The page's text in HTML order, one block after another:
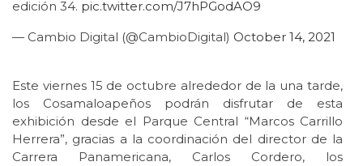
edición 34. pic.twitter.com/J7hPGodAO9
— Cambio Digital (@CambioDigital) October 14, 2021
Este viernes 15 de octubre alrededor de la una tarde,
los Cosamaloapeños podrán disfrutar de esta
exhibición desde el Parque Central “Marcos Carrillo
Herrera”, gracias a la coordinación del director de la
Carrera Panamericana, Carlos Cordero, los